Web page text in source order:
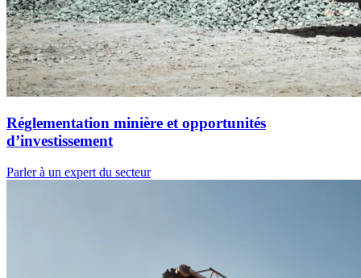
Réglementation minière et opportunités
d’investissement
Parler à un expert du secteur